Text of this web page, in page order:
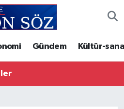
Gündem Kültür-
Haritası